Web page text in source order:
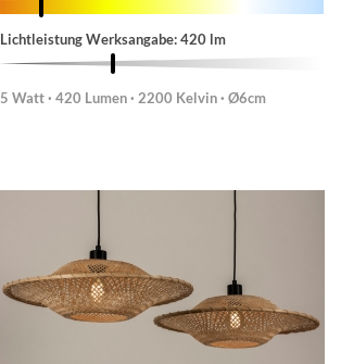
Lichtleistung Werksangabe: 420 lm
5 Watt · 420 Lumen · 2200 Kelvin · Ø6cm